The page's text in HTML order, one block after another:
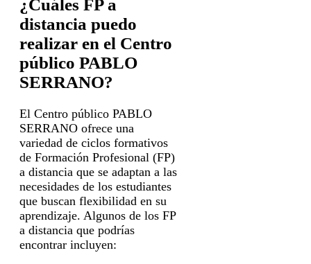
¿Cuáles FP a
distancia puedo
realizar en el Centro
público PABLO
SERRANO?
El Centro público PABLO
SERRANO ofrece una
variedad de ciclos formativos
de Formación Profesional (FP)
a distancia que se adaptan a las
necesidades de los estudiantes
que buscan flexibilidad en su
aprendizaje. Algunos de los FP
a distancia que podrías
encontrar incluyen: